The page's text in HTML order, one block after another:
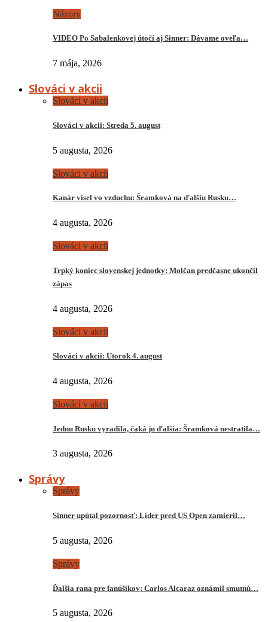
Názory
VIDEO Po Sabalenkovej útočí aj Sinner: Dávame oveľa…
7 mája, 2026
Slováci v akcii
Slováci v akcii
Slováci v akcii: Streda 5. august
5 augusta, 2026
Slováci v akcii
Kanár visel vo vzduchu: Šramková na ďalšiu Rusku…
4 augusta, 2026
Slováci v akcii
Trpký koniec slovenskej jednotky: Molčan predčasne ukončil
zápas
4 augusta, 2026
Slováci v akcii
Slováci v akcii: Utorok 4. august
4 augusta, 2026
Slováci v akcii
Jednu Rusku vyradila, čaká ju ďalšia: Šramková nestratila…
3 augusta, 2026
Správy
Správy
Sinner upútal pozornosť: Líder pred US Open zamieril…
5 augusta, 2026
Správy
Ďalšia rana pre fanúšikov: Carlos Alcaraz oznámil smutnú…
5 augusta, 2026